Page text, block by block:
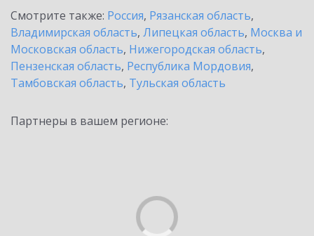
Смотрите также: Россия, Рязанская область,
Владимирская область, Липецкая область, Москва и
Московская область, Нижегородская область,
Пензенская область, Республика Мордовия,
Тамбовская область, Тульская область
Партнеры в вашем регионе: